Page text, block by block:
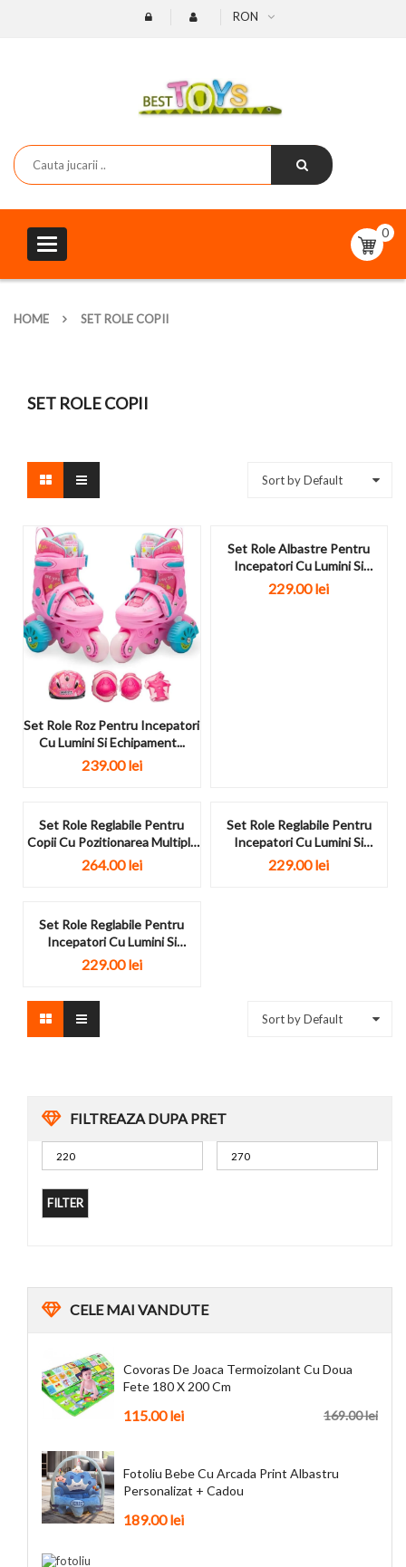
RON
Toggle
navigation
0
HOME SET ROLE COPII
FILTREAZA DUPA PRET
FILTER
CELEMAI VANDUTE
Covoras De Joaca Termoizolant Cu Doua
Fete 180 X 200 Cm
169.00lei
115.00lei
Fotoliu Bebe Cu Arcada Print Albastru
Personalizat + Cadou
189.00lei
SET ROLE COPII
Sort by Default
Set Role Roz Pentru Incepatori
Cu Lumini Si Echipament...
239.00lei
Set Role Albastre Pentru
Incepatori Cu Lumini Si
Echipament...
229.00lei
Set Role Reglabile Pentru
Copii Cu Pozitionarea Multipla
A...
264.00lei
Set Role Reglabile Pentru
Incepatori Cu Lumini Si
Echipament...
229.00lei
Set Role Reglabile Pentru
Incepatori Cu Lumini Si
Echipament...
229.00lei
Sort by Default